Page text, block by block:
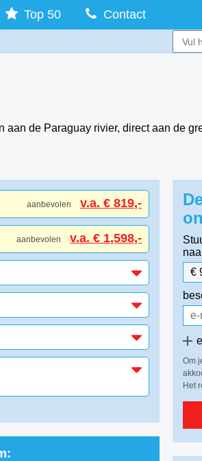
Top 50 Contact
de Paraguay rivier, direct aan de
aanbevolen v.a. € 819,-
aanbevolen v.a. € 1,598,-
Om
Het